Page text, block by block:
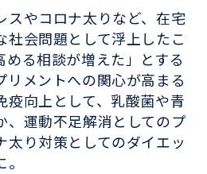
やコロナ太りなど、在宅
社会問題として浮上したこ
める相談が増えた」とする
リメントへの関心が高まる
疫向上として、乳酸菌や青
、運動不足解消としてのプ
太り対策としてのダイエッ